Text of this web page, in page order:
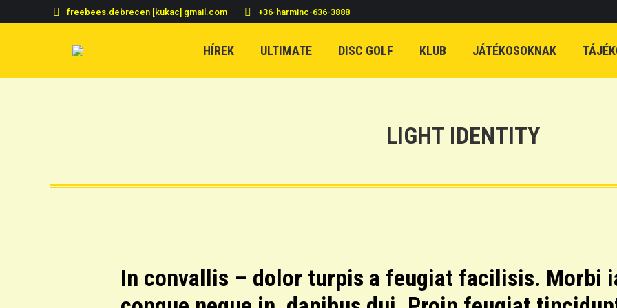
freebees.debrecen [kukac] gmail.com +36-harminc-636-3888
HÍREK ULTIMATE DISC GOLF KLUB JÁTÉKOSOKNAK
LIGHT IDENTITY
In convallis – dolor turpis a feugiat facilisis. Morbi